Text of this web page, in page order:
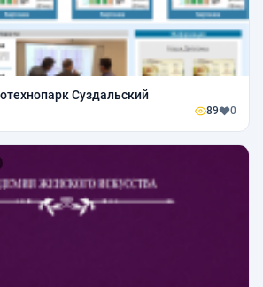
Суздальский
89 0